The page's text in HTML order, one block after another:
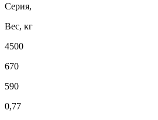
Серия,
Вес, кг
4500
670
590
0,77